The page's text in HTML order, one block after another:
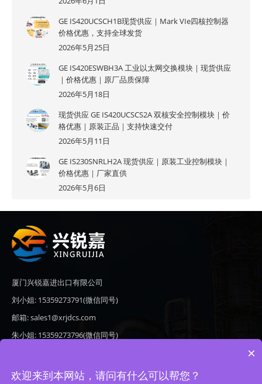
GE IS420UCSCH1B现货供应｜Mark VIe四核控制器
价格优惠，支持全球发货
2026年5月25日
GE IS420ESWBH3A 工业以太网交换模块｜现货供应
｜价格优惠｜原厂品质保障
2026年5月18日
现货供应 GE IS420UCSCS2A 双核安全控制模块｜价
格优惠｜原装正品｜支持快速交付
2026年5月11日
GE IS230SNRLH2A 现货供应｜原装工业控制模块｜
价格优惠｜厂家直供
2026年5月6日
厦门兴锐嘉进出口有限公司
刘小姐: 15359273791(微信同号)
邮箱: sales1@xrjdcs.com
朱小姐: 15359273796(微信同号)
地址: 厦门市翔安区新澳路510号海峡现代城A座6楼609
×
欢迎来到本网站，请问有什么可以帮您？